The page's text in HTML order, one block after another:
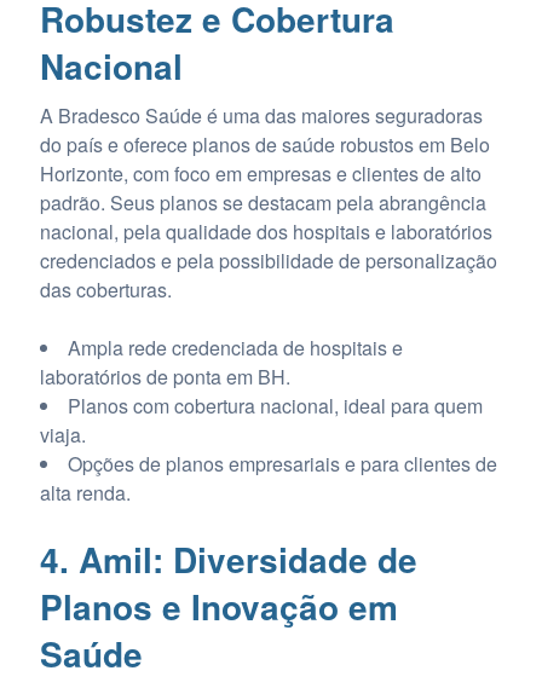
Robustez e Cobertura
Nacional
A Bradesco Saúde é uma das maiores seguradoras
do país e oferece planos de saúde robustos em Belo
Horizonte, com foco em empresas e clientes de alto
padrão. Seus planos se destacam pela abrangência
nacional, pela qualidade dos hospitais e laboratórios
credenciados e pela possibilidade de personalização
das coberturas.
Ampla rede credenciada de hospitais e
laboratórios de ponta em BH.
Planos com cobertura nacional, ideal para quem
viaja.
Opções de planos empresariais e para clientes de
alta renda.
4. Amil: Diversidade de
Planos e Inovação em
Saúde